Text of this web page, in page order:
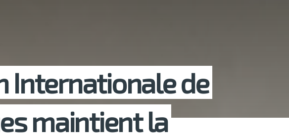
Internationale de
maintient la